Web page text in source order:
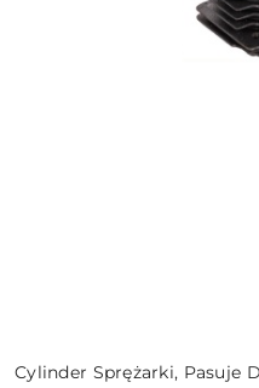
Cylinder Sprężarki, Pasuje